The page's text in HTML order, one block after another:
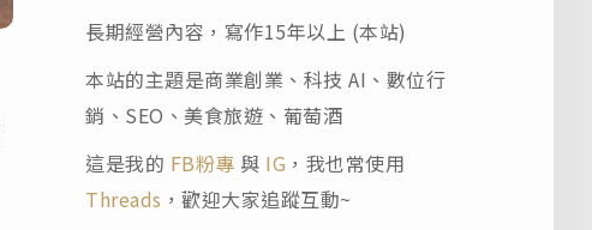
長期經營內容，寫作15年以上 (本站)
本站的主題是商業創業、科技 AI、數位行
銷、SEO、美食旅遊、葡萄酒
這是我的 FB粉專 與 IG ，我也常使用
Threads ，歡迎大家追蹤互動~